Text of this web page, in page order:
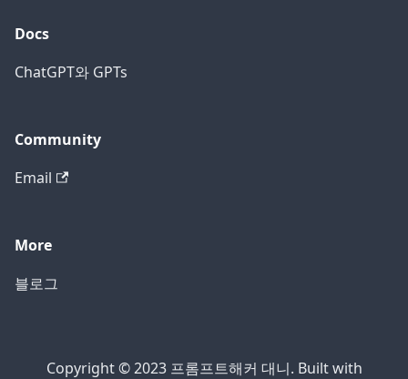
Docs
ChatGPT와 GPTs
Community
Email
More
블로그
Copyright © 2023 프롬프트해커 대니. Built with